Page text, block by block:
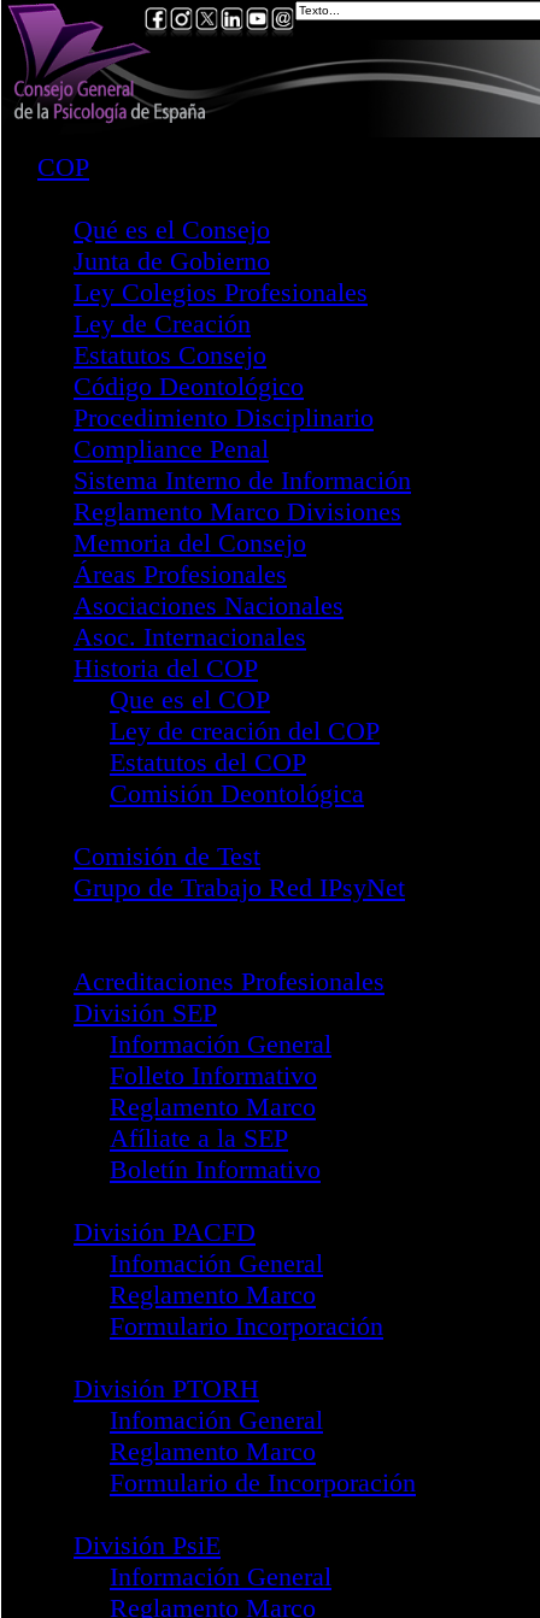
COP
Consejo
Qué es el Consejo
Junta de Gobierno
Ley Colegios Profesionales
Ley de Creación
Estatutos Consejo
Código Deontológico
Procedimiento Disciplinario
Compliance Penal
Sistema Interno de
Reglamento Marco Divisiones
Memoria del Consejo
Áreas Profesionales
Asociaciones Nacionales
Asoc. Internacionales
Historia del COP
Ley de creación del COP
Estatutos del COP
Comisión Deontológica
Comisión de Test
Grupo de Trabajo Red IPsyNet
Profesional
Acreditaciones Profesionales
División SEP
Información General
Folleto Informativo
Reglamento Marco
Boletín Informativo